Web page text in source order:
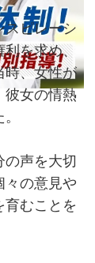
スピレーシ
を求め、
時、女性が
彼女の情熱
声を大切
々の意見や
育むことを